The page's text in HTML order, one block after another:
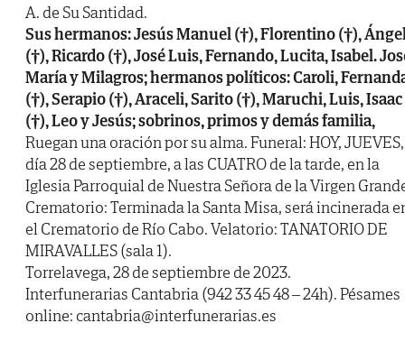
A. de Su Santidad.
Sus hermanos: Jesús Manuel (†), Florentino (†),
(†), Ricardo (†), José Luis, Fernando, Lucita, Isabel.
María y Milagros; hermanos políticos: Caroli,
(†), Serapio (†), Araceli, Sarito (†), Maruchi, Luis, Isaac
(†), Leo y Jesús; sobrinos, primos y demás familia,
Ruegan una oración por su alma. Funeral: HOY, JUEVES,
día 28 de septiembre, a las CUATRO de la tarde, en la
Iglesia Parroquial de Nuestra Señora de la Virgen
Crematorio: Terminada la Santa Misa, será incinerada
el Crematorio de Río Cabo. Velatorio: TANATORIO DE
MIRAVALLES (sala 1).
Torrelavega, 28 de septiembre de 2023.
Interfunerarias Cantabria (942 33 45 48 – 24h). Pésames
online: cantabria@interfunerarias.es